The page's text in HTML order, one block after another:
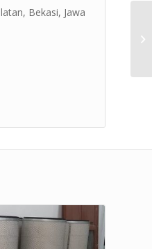
Bekasi, Jawa